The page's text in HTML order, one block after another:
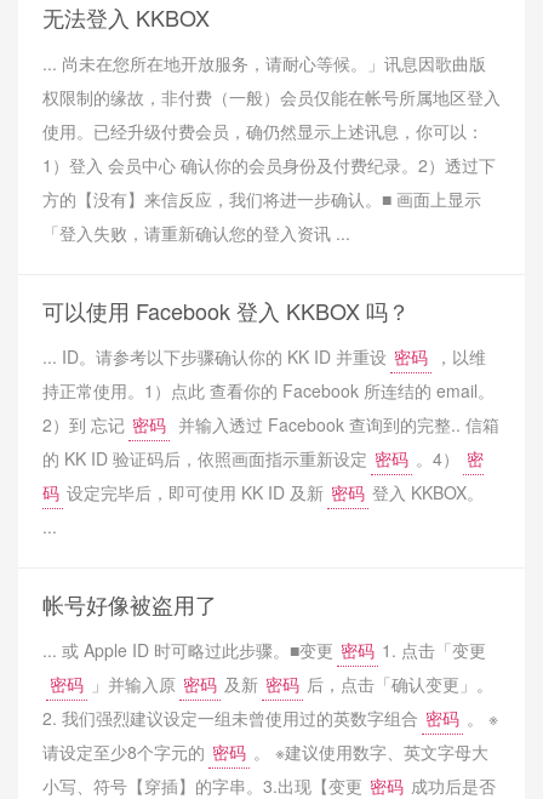
无法登入 KKBOX
... 尚未在您所在地开放服务，请耐心等候。」讯息因歌曲版
权限制的缘故，非付费（一般）会员仅能在帐号所属地区登入
使用。已经升级付费会员，确仍然显示上述讯息，你可以：
1）登入 会员中心 确认你的会员身份及付费纪录。2）透过下
方的【没有】来信反应，我们将进一步确认。■ 画面上显示
「登入失败，请重新确认您的登入资讯 ...
可以使用 Facebook 登入 KKBOX 吗？
... ID。请参考以下步骤确认你的 KK ID 并重设 密码 ，以维
持正常使用。1）点此 查看你的 Facebook 所连结的 email。
2）到 忘记 密码 并输入透过 Facebook 查询到的完整.. 信箱
的 KK ID 验证码后，依照画面指示重新设定 密码 。4）
密
码 设定完毕后，即可使用 KK ID 及新 密码 登入 KKBOX。
...
帐号好像被盗用了
... 或 Apple ID 时可略过此步骤。■变更 密码 1. 点击「变更
密码 」并输入原 密码 及新 密码 后，点击「确认变更」。
2. 我们强烈建议设定一组未曾使用过的英数字组合 密码 。 ※
请设定至少8个字元的 密码 。 ※建议使用数字、英文字母大
小写、符号【穿插】的字串。3.出现【变更 密码 成功后是否